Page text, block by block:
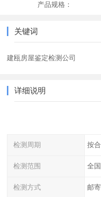
产品规格：
关键词
建瓯房屋鉴定检测公司
详细说明
检测周期 按
检测范围 全国
检测方式 邮